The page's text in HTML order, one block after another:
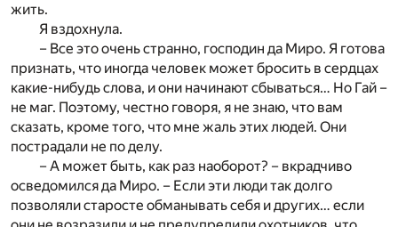
жить.
Я вздохнула.
– Все это очень странно, господин да Миро. Я готова
признать, что иногда человек может бросить в сердцах
какие-нибудь слова, и они начинают сбываться… Но Гай –
не маг. Поэтому, честно говоря, я не знаю, что вам
сказать, кроме того, что мне жаль этих людей. Они
пострадали не по делу.
– А может быть, как раз наоборот? – вкрадчиво
осведомился да Миро. – Если эти люди так долго
позволяли старосте обманывать себя и других… если